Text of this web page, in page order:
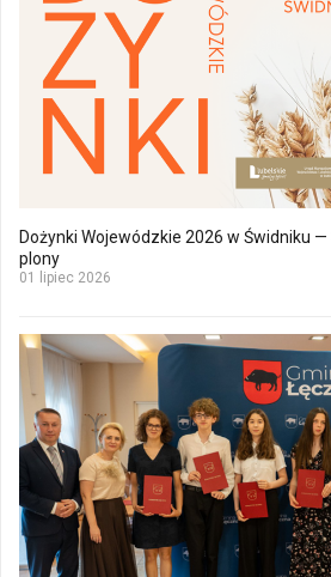
Dożynki Wojewódzkie 2026 w Świdniku
plony
01 lipiec 2026